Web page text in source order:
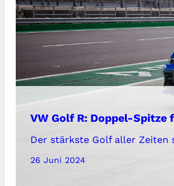
VW Golf R: Doppel-
Der stärkste Golf aller Zeiten
26 Juni 2024